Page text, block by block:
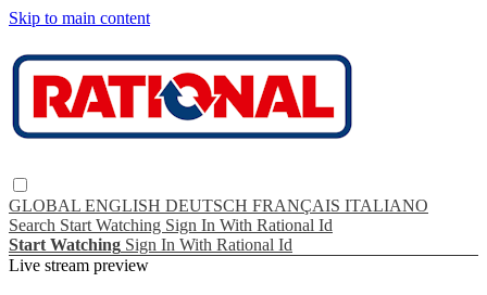
Skip to main content
GLOBAL ENGLISH DEUTSCH FRANÇAIS ITALIANO
Search Start Watching Sign In With Rational Id
Start Watching Sign In With Rational Id
Live stream preview